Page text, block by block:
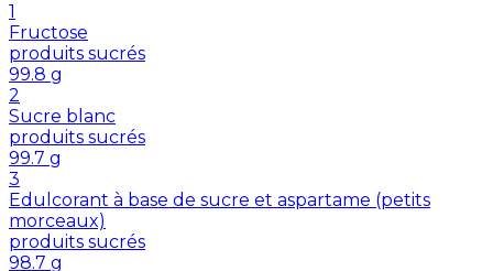
1
Fructose
produits sucrés
99.8 g
2
Sucre blanc
produits sucrés
99.7 g
3
Edulcorant à base de sucre et aspartame (petits
morceaux)
produits sucrés
98.7 g